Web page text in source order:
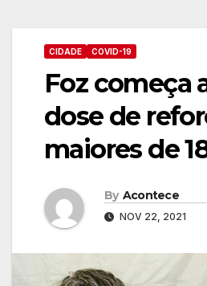
CIDADE COVID-19
Foz começa
dose de
maiores de
By Acontece
NOV 22, 2021